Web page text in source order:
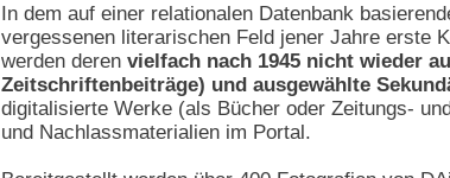
In dem auf einer relationalen Datenbank
vergessenen literarischen Feld jener Jahre erste
werden deren vielfach nach 1945 nicht wieder
Zeitschriftenbeiträge) und ausgewählte
digitalisierte Werke (als Bücher oder Zeitungs-
und Nachlassmaterialien im Portal.